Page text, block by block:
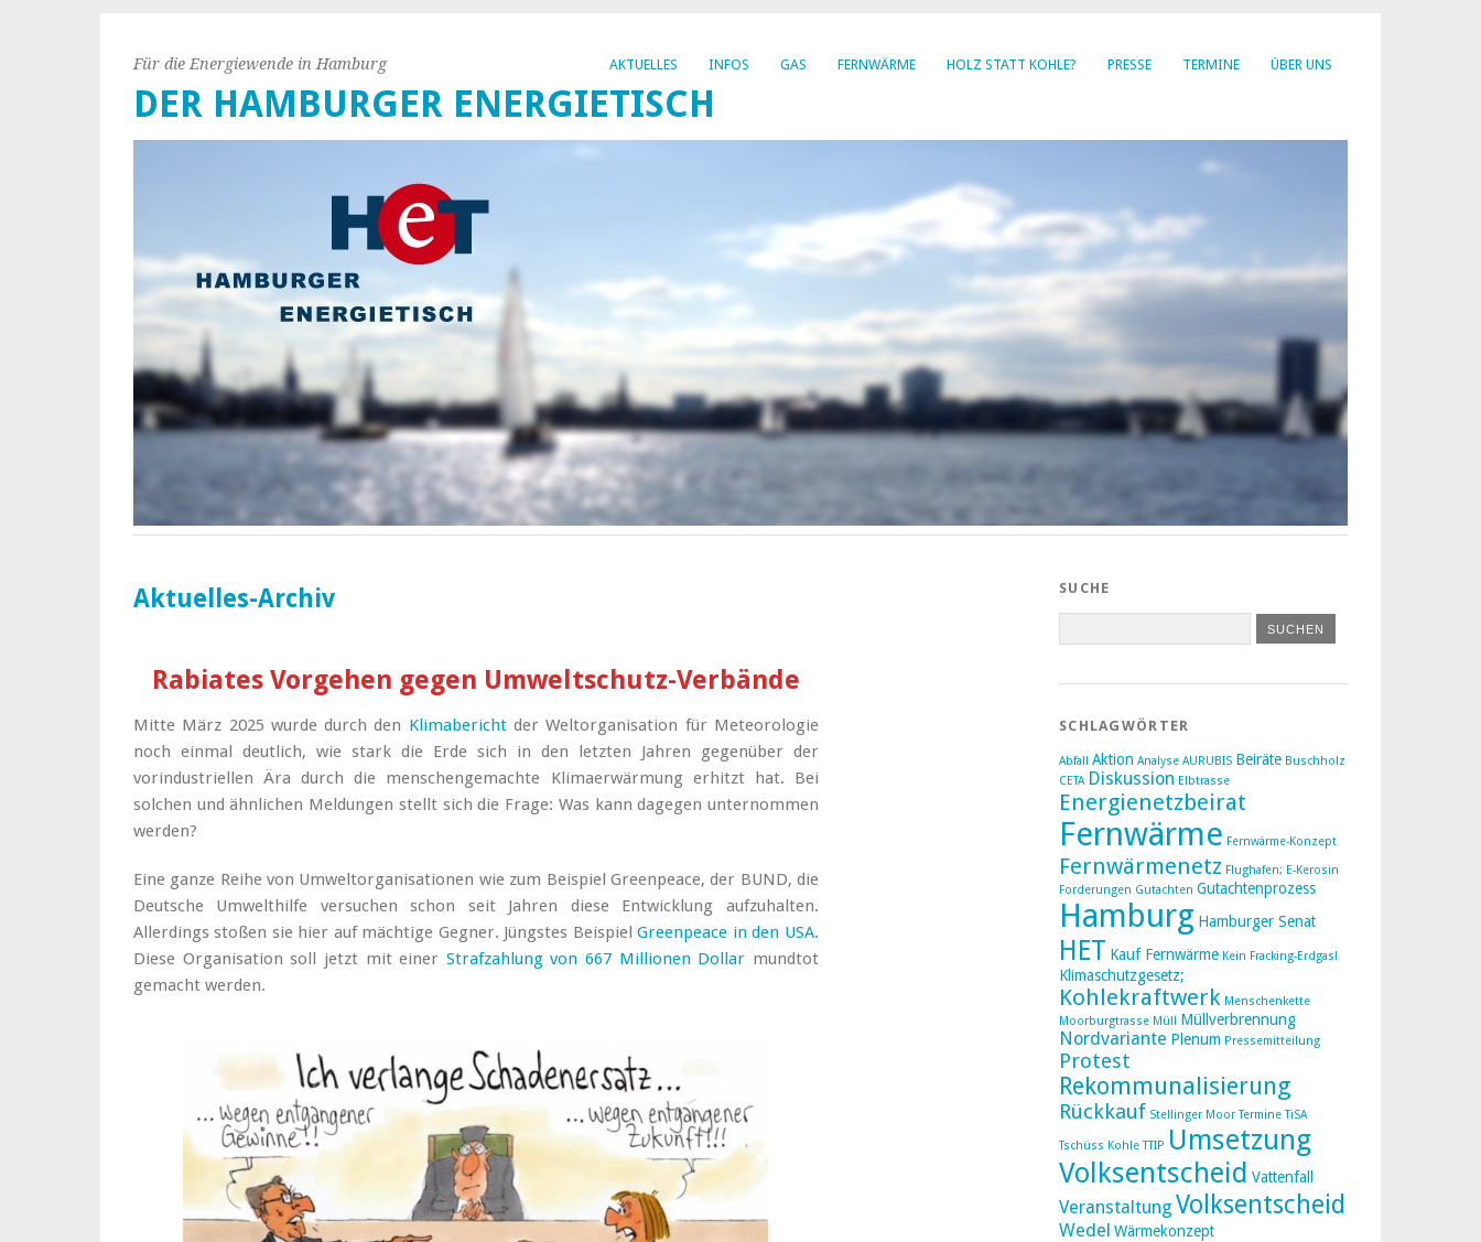
AKTUELLES INFOS GAS FERNWÄRME HOLZ STATT KOHLE? PRESSE TERMINE ÜBER UNS
DER HAMBURGER ENERGIETISCH
Für die Energiewende in Hamburg
Aktuelles-Archiv
Rabiates Vorgehen gegen Umweltschutz-Verbände
Mitte März 2025 wurde durch den Klimaberichtder Weltorganisation für Meteorologie
noch einmal deutlich, wie stark die Erde sich in den letzten Jahren gegenüber der
vorindustriellen Ära durch die menschengemachte Klimaerwärmung erhitzt hat. Bei
solchen und ähnlichen Meldungen stellt sich die Frage: Was kann dagegen unternommen
werden?
Eine ganze Reihe von Umweltorganisationen wie zum Beispiel Greenpeace, der BUND, die
Deutsche Umwelthilfe versuchen schon seit Jahren diese Entwicklung aufzuhalten.
Allerdings stoßen sie hier auf mächtige Gegner. Jüngstes BeispielGreenpeace in den USA.
Diese Organisation soll jetzt mit einer Strafzahlung von 667 Millionen Dollar mundtot
gemacht werden.
SUCHE
SCHLAGWÖRTER
Abfall Aktion Analyse AURUBIS Beiräte Buschholz
CETA Diskussion Elbtrasse
Energienetzbeirat
Fernwärme Fernwärme-Konzept
Fernwärmenetz Flughafen; E-Kerosin
Forderungen Gutachten Gutachtenprozess
Hamburg Hamburger Senat
HET Kauf Fernwärme Kein Fracking-Erdgas!
Klimaschutzgesetz;
Kohlekraftwerk Menschenkette
Moorburgtrasse Müll Müllverbrennung
Nordvariante Plenum Pressemitteilung
Protest
Rekommunalisierung
Rückkauf Stellinger Moor Termine TiSA
Tschüss Kohle TTIP Umsetzung
Volksentscheid Vattenfall
Veranstaltung Volksentscheid
Wedel Wärmekonzept